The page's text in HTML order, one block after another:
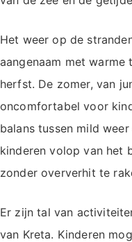
Het weer op de
aangenaam met warme
herfst. De zomer, van
oncomfortabel voor
balans tussen mild
kinderen volop van het
zonder oververhit te
Er zijn tal van
van Kreta. Kinderen